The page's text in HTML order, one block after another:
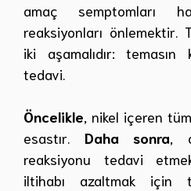
amaç semptomları
reaksiyonları önlemektir.
iki aşamalıdır:
tedavi.
Öncelikle, nikel içeren
esastır. Daha sonra,
reaksiyonu tedavi
iltihabı azaltmak için